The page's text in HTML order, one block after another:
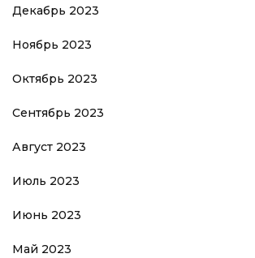
Декабрь 2023
Ноябрь 2023
Октябрь 2023
Сентябрь 2023
Август 2023
Июль 2023
Июнь 2023
Май 2023